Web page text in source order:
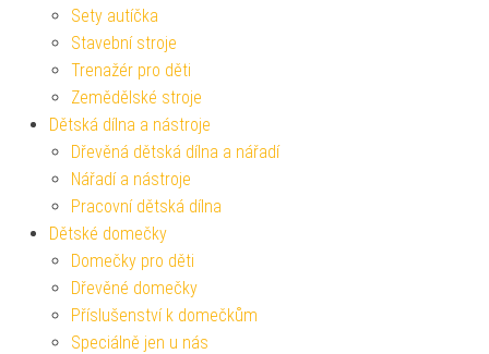
Sety autíčka
Stavební stroje
Trenažér pro děti
Zemědělské stroje
Dětská dílna a nástroje
Dřevěná dětská dílna a nářadí
Nářadí a nástroje
Pracovní dětská dílna
Dětské domečky
Domečky pro děti
Dřevěné domečky
Příslušenství k domečkům
Speciálně jen u nás